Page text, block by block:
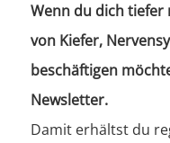
Wenn du dich tiefer
von Kiefer,
beschäftigen
Newsletter.
Damit erhältst du